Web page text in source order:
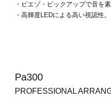
・ピエゾ・ピックアップで音を
・高輝度LEDによる高い視認性。
Pa300
PROFESSIONAL